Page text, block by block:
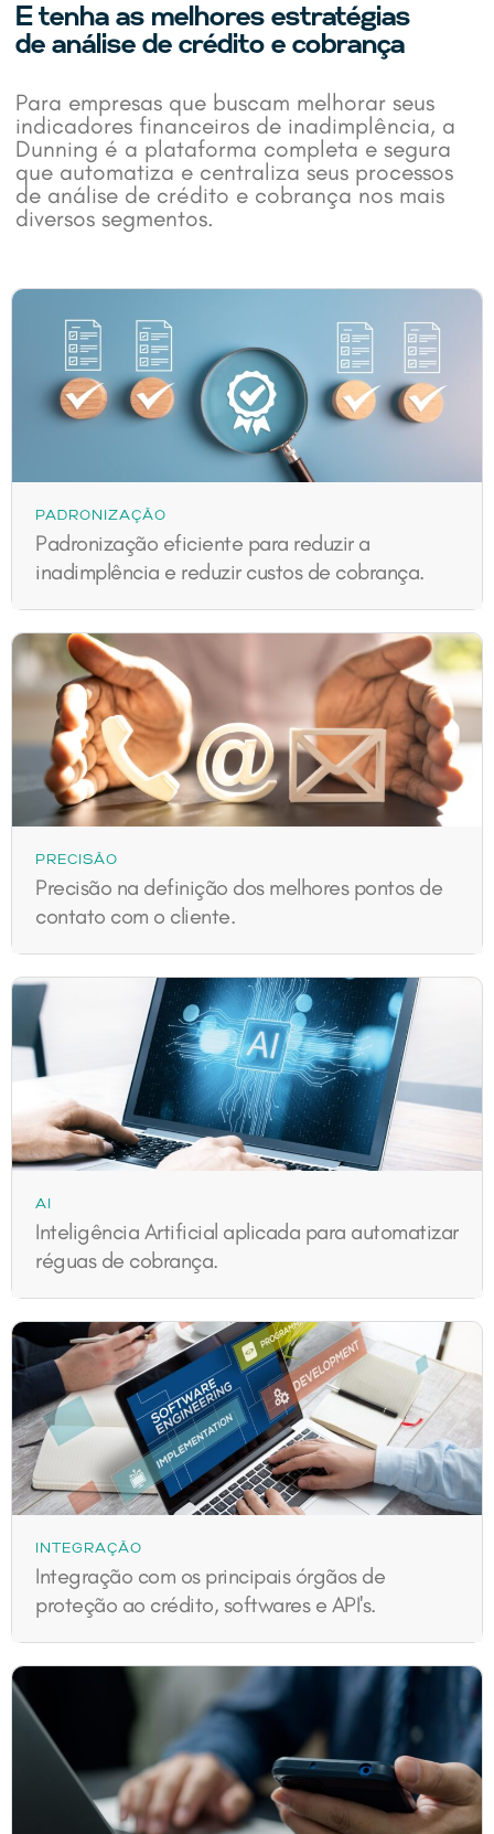
E tenha as melhores estratégias
de análise de crédito e cobrança
Para empresas que buscam melhorar seus
indicadores financeiros de inadimplência, a
Dunning é a plataforma completa e segura
que automatiza e centraliza seus processos
de análise de crédito e cobrança nos mais
diversos segmentos.
PADRONIZAÇÃO
Padronização eficiente para reduzir a
inadimplência e reduzir custos de cobrança.
PRECISÃO
Precisão na definição dos melhores pontos de
contato com o cliente.
AI
Inteligência Artificial aplicada para automatizar
réguas de cobrança.
INTEGRAÇÃO
Integração com os principais órgãos de
proteção ao crédito, softwares e API's.